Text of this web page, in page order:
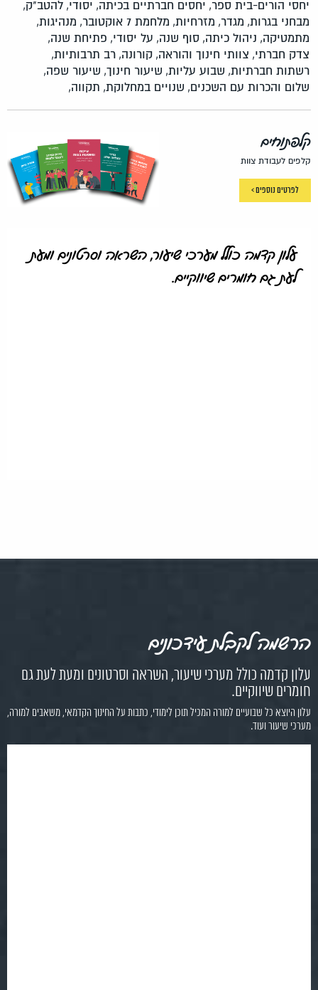
יחסי הורים-בית ספר, יחסים חברתיים בכיתה, יסודי, להטב"ק,
מבחני בגרות, מגדר, מזרחיות, מלחמת 7 אוקטובר,
מנהיגות,
מתמטיקה, ניהול כיתה, סוף שנה, על יסודי, פתיחת שנה,
צדק חברתי, צוותי חינוך והוראה, קורונה, רב תרבותיות,
רשתות חברתיות, שבוע עליות, שיעור חינוך, שיעור שפה,
שלום והכרות עם השכנים, שנויים במחלוקת, תקווה,
קלפתוחים
קלפים לעבודת צוות
לפרטים נוספים >
עלון קדמה כולל מערכי שיעור, השראה וסרטונים ומעת
לעת גם חומרים שיווקיים.
הרשמה לקבלת עידכונים
עלון קדמה כולל מערכי שיעור, השראה וסרטונים ומעת לעת גם
חומרים שיווקיים.
עלון היוצא כל שבועיים למורה המכיל תוכן לימודי, כתבות על החינוך הקדמאי, משאבים למורה,
מערכי שיעור ועוד.